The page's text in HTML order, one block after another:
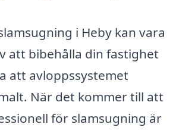
i Heby kan vara
att bibehålla din fastighet
att avloppssystemet
När det kommer till att
för slamsugning är